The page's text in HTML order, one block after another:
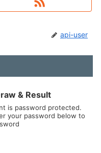
api-user
& Result
is password protected.
your password below to